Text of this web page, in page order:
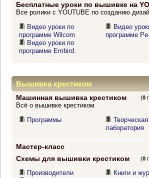
Бесплатные уроки по вышивке на
Все ролики с YOUTUBE по созданию
Видео уроки по
программе Wilcom
Видео уроки по
программе Embird.
Видео
программе
Вышивка крестиком
Машинная вышивка крестиком (0
Всё о вышивке крестиком
Программы
Творческая
лаборатория
Мастер-класс
Схемы для вышивки крестиком
(0
Производители
Книги и